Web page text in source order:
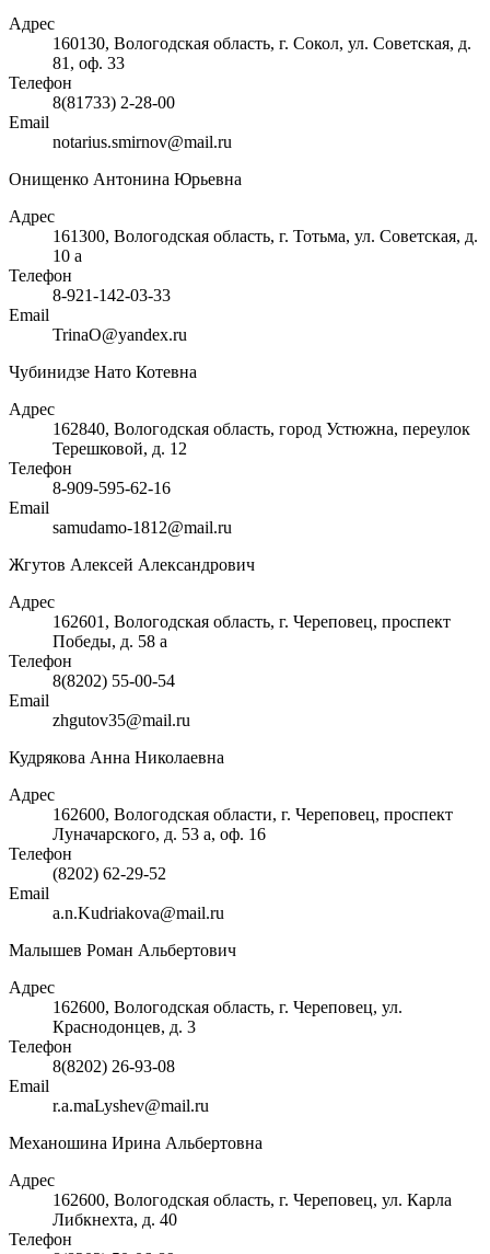
Адрес
160130, Вологодская область, г. Сокол, ул. Советская, д.
81, оф. 33
Телефон
8(81733) 2-28-00
Email
notarius.smirnov@mail.ru
Онищенко Антонина Юрьевна
Адрес
161300, Вологодская область, г. Тотьма, ул. Советская, д.
10 а
Телефон
8-921-142-03-33
Email
TrinaO@yandex.ru
Чубинидзе Нато Котевна
Адрес
162840, Вологодская область, город Устюжна, переулок
Терешковой, д. 12
Телефон
8-909-595-62-16
Email
samudamo-1812@mail.ru
Жгутов Алексей Александрович
Адрес
162601, Вологодская область, г. Череповец, проспект
Победы, д. 58 а
Телефон
8(8202) 55-00-54
Email
zhgutov35@mail.ru
Кудрякова Анна Николаевна
Адрес
162600, Вологодская области, г. Череповец, проспект
Луначарского, д. 53 а, оф. 16
Телефон
(8202) 62-29-52
Email
a.n.Kudriakova@mail.ru
Малышев Роман Альбертович
Адрес
162600, Вологодская область, г. Череповец, ул.
Краснодонцев, д. 3
Телефон
8(8202) 26-93-08
Email
r.a.maLyshev@mail.ru
Механошина Ирина Альбертовна
Адрес
162600, Вологодская область, г. Череповец, ул. Карла
Либкнехта, д. 40
Телефон